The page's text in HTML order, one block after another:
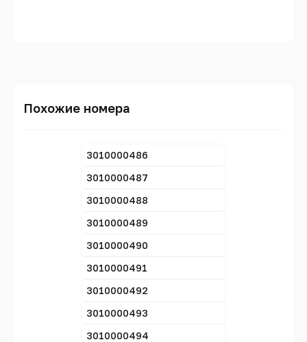
Похожие номера
3010000486
3010000487
3010000488
3010000489
3010000490
3010000491
3010000492
3010000493
3010000494